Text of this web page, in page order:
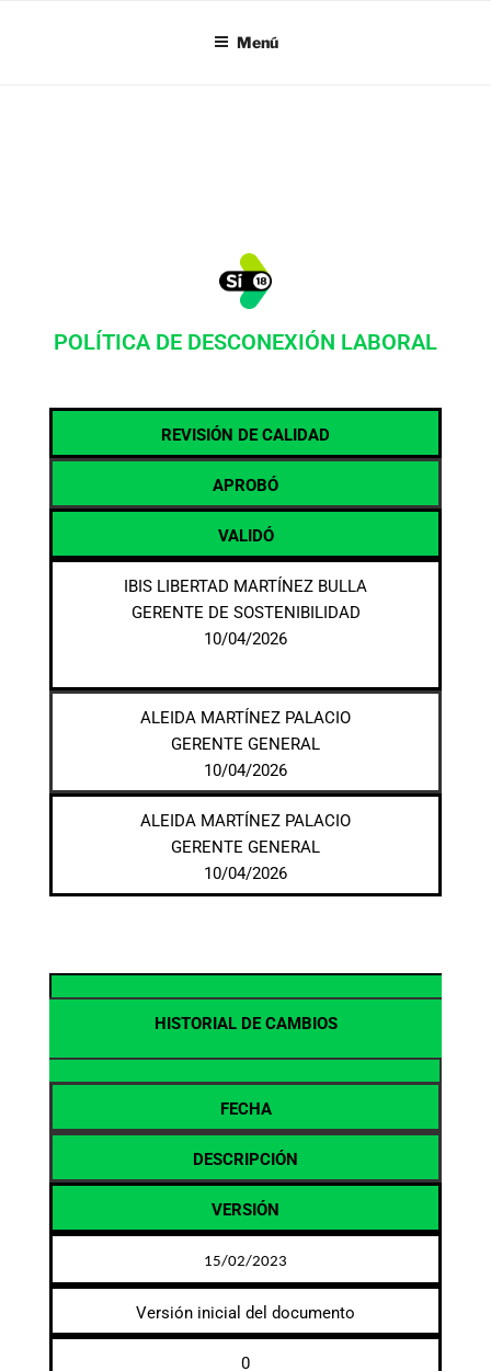
Menú
POLÍTICA DE DESCONEXIÓN LABORAL
REVISIÓN DE CALIDAD
APROBÓ
VALIDÓ
IBIS LIBERTAD MARTÍNEZ BULLA
GERENTE DE SOSTENIBILIDAD
10/04/2026
ALEIDA MARTÍNEZ PALACIO
GERENTE GENERAL
10/04/2026
ALEIDA MARTÍNEZ PALACIO
GERENTE GENERAL
10/04/2026
HISTORIAL DE CAMBIOS
FECHA
DESCRIPCIÓN
VERSIÓN
15/02/2023
Versión inicial del documento
0